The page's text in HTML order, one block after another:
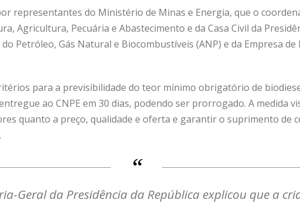
representantes do Ministério de Minas e Energia, que o
Agricultura, Pecuária e Abastecimento e da Casa Civil da
Petróleo, Gás Natural e Biocombustíveis (ANP) e da Empresa de
para a previsibilidade do teor mínimo obrigatório de
ao CNPE em 30 dias, podendo ser prorrogado. A medida
quanto a preço, qualidade e oferta e garantir o suprimento de
Geral da Presidência da República explicou que a